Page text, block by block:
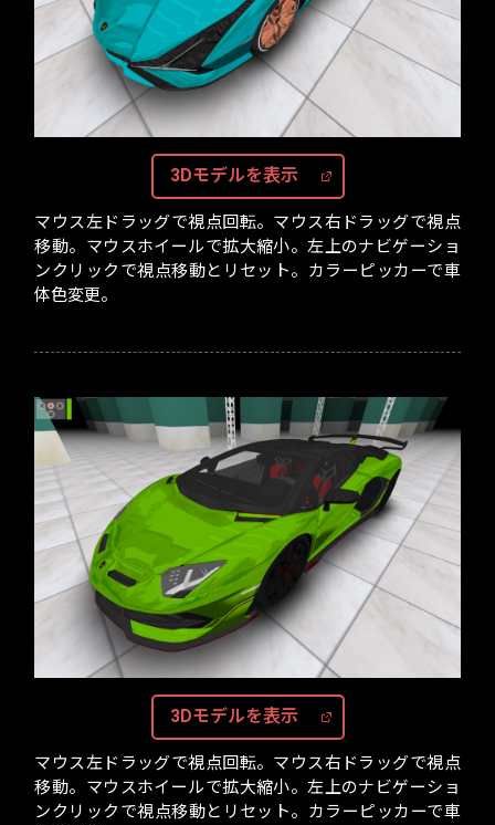
3Dモデルを表示
マウス左ドラッグで視点回転。マウス右ドラッグで視点
移動。マウスホイールで拡大縮小。左上のナビゲーショ
ンクリックで視点移動とリセット。カラーピッカーで車
体色変更。
3Dモデルを表示
マウス左ドラッグで視点回転。マウス右ドラッグで視点
移動。マウスホイールで拡大縮小。左上のナビゲーショ
ンクリックで視点移動とリセット。カラーピッカーで車